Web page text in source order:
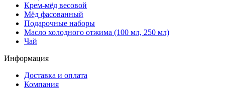
Крем-мёд весовой
Мёд фасованный
Подарочные наборы
Масло холодного отжима (100 мл, 250 мл)
Чай
Информация
Доставка и оплата
Компания